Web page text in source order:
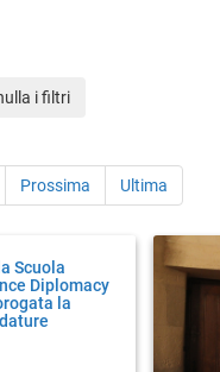
i filtri
Prossima Ultima
Scuola
Diplomacy
la